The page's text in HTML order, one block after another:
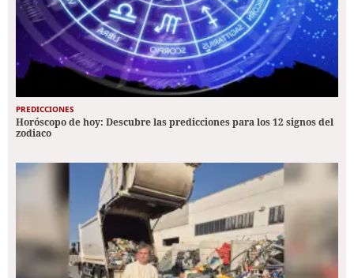
PREDICCIONES
Horóscopo de hoy: Descubre las predicciones para los 12 signos del
zodiaco